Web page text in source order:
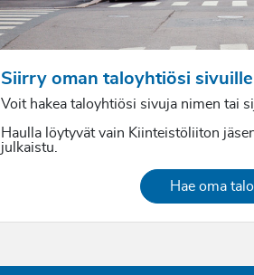
Siirry oman taloyhtiösi sivuille
Voit hakea taloyhtiösi sivuja nimen tai
Haulla löytyvät vain Kiinteistöliiton
julkaistu.
Hae oma